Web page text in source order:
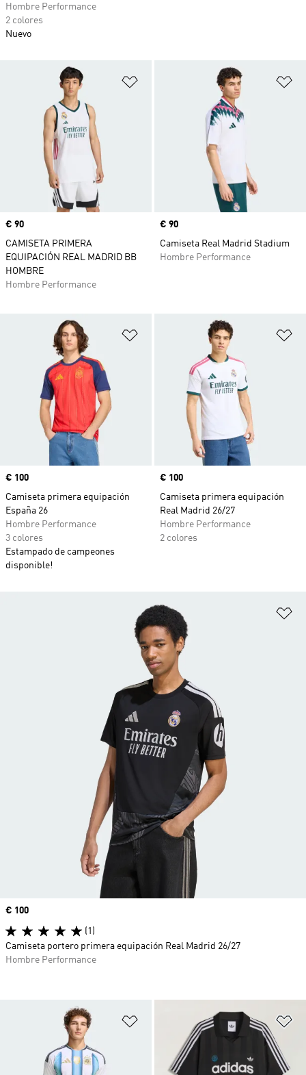
Añadir a la lista de deseos
Precio
€ 90
CAMISETA PRIMERA
EQUIPACIÓN REAL MADRID BB
HOMBRE
Hombre Performance
Precio
€ 90
Camiseta Real Madrid Stadium
Hombre Performance
Añadir a la lista de deseos
Precio
€ 100
Camiseta primera equipación
España 26
Hombre Performance
3 colores
Estampado de campeones
disponible!
Precio
€ 100
Camiseta primera equipación
Real Madrid 26/27
Hombre Performance
2 colores
Añadir a la lista de deseos
Precio
€ 100
(1)
Camiseta portero primera equipación Real Madrid 26/27
Hombre Performance
Hombre Performance
2 colores
Nuevo